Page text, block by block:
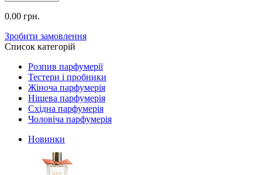
0.00 грн.
Зробити замовлення
Список категорій
Розпив парфумерії
Тестери і пробники
Жіноча парфумерія
Нішева парфумерія
Східна парфумерія
Чоловіча парфумерія
Новинки